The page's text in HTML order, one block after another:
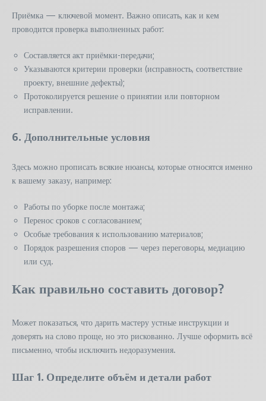
Приёмка — ключевой момент. Важно описать, как и кем
проводится проверка выполненных работ:
Составляется акт приёмки-передачи;
Указываются критерии проверки (исправность, соответствие
проекту, внешние дефекты);
Протоколируется решение о принятии или повторном
исправлении.
6. Дополнительные условия
Здесь можно прописать всякие нюансы, которые относятся именно
к вашему заказу, например:
Работы по уборке после монтажа;
Перенос сроков с согласованием;
Особые требования к использованию материалов;
Порядок разрешения споров — через переговоры, медиацию
или суд.
Как правильно составить договор?
Может показаться, что дарить мастеру устные инструкции и
доверять на слово проще, но это рискованно. Лучше оформить всё
письменно, чтобы исключить недоразумения.
Шаг 1. Определите объём и детали работ